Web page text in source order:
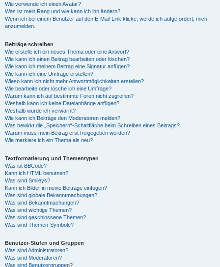
Wie verwende ich einen Avatar?
Was ist mein Rang und wie kann ich ihn ändern?
Wenn ich bei einem Benutzer auf den E-Mail-Link klicke, werde ich aufgefordert, mich
anzumelden.
Beiträge schreiben
Wie erstelle ich ein neues Thema oder eine Antwort?
Wie kann ich einen Beitrag bearbeiten oder löschen?
Wie kann ich meinem Beitrag eine Signatur anfügen?
Wie kann ich eine Umfrage erstellen?
Wieso kann ich nicht mehr Antwortmöglichkeiten erstellen?
Wie bearbeite oder lösche ich eine Umfrage?
Warum kann ich auf bestimmte Foren nicht zugreifen?
Weshalb kann ich keine Dateianhänge anfügen?
Weshalb wurde ich verwarnt?
Wie kann ich Beiträge den Moderatoren melden?
Was bewirkt die „Speichern“-Schaltfläche beim Schreiben eines Beitrags?
Warum muss mein Beitrag erst freigegeben werden?
Wie markiere ich ein Thema als neu?
Textformatierung und Thementypen
Was ist BBCode?
Kann ich HTML benutzen?
Was sind Smileys?
Kann ich Bilder in meine Beiträge einfügen?
Was sind globale Bekanntmachungen?
Was sind Bekanntmachungen?
Was sind wichtige Themen?
Was sind geschlossene Themen?
Was sind Themen-Symbole?
Benutzer-Stufen und Gruppen
Was sind Administratoren?
Was sind Moderatoren?
Was sind Benutzergruppen?